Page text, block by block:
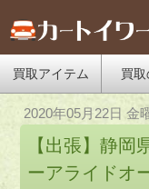
買取アイテム 買
2020年05月22日 金
【出張】静岡
ーアライドオ